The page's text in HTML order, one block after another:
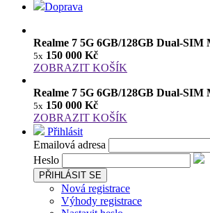
Doprava
Realme 7 5G 6GB/128GB Dual-SIM
5x 150 000 Kč
ZOBRAZIT KOŠÍK
Realme 7 5G 6GB/128GB Dual-SIM
5x 150 000 Kč
ZOBRAZIT KOŠÍK
Přihlásit
Emailová adresa
Heslo
PŘIHLÁSIT SE
Nová registrace
Výhody registrace